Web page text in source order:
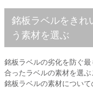
銘板ラベルをきれ
う素材を選ぶ
銘板ラベルの劣化を防ぐ
合ったラベルの素材を選
銘板ラベルの素材につい